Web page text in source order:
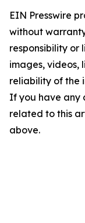
EIN Presswire
without
responsibility or
images, videos,
reliability of the
If you have any
related to this
above.